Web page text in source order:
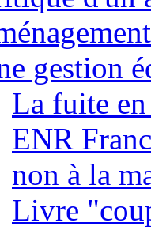
gestion
La fuite
ENR
non à la
Livre